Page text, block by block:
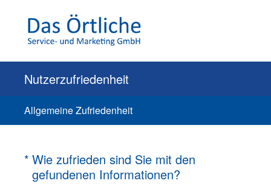
Nutzerzufriedenheit
Allgemeine Zufriedenheit
* Wie zufrieden sind Sie mit den
gefundenen Informationen?
(Erforderlich.)